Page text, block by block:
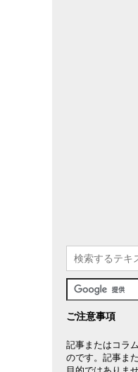
ご注意事項
記事またはコラ
のです。記事ま